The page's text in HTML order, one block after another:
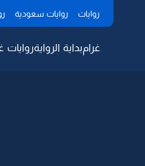
روايات روايات سعودية
غرامبداية الروايةروايات